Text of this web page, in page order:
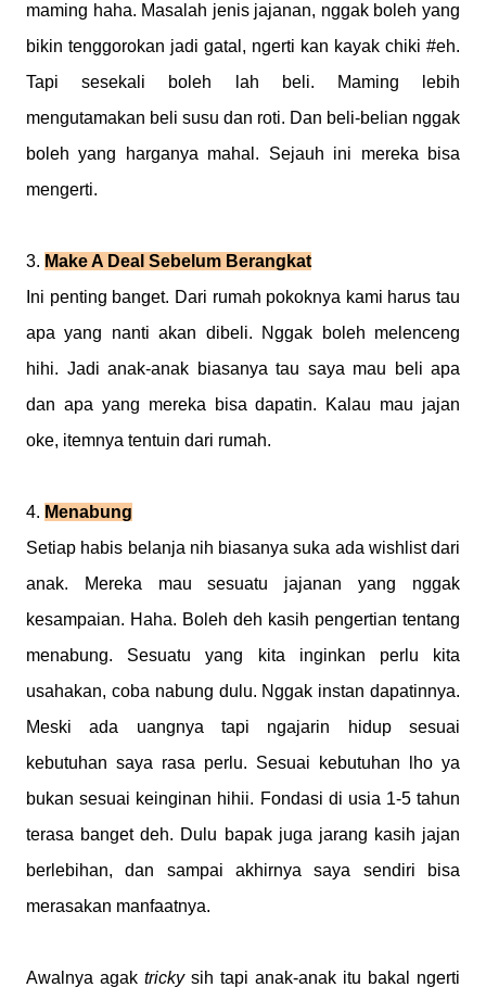
maming haha. Masalah jenis jajanan, nggak boleh yang
bikin tenggorokan jadi gatal, ngerti kan kayak chiki #eh.
Tapi sesekali boleh lah beli. Maming lebih
mengutamakan beli susu dan roti. Dan beli-belian nggak
boleh yang harganya mahal. Sejauh ini mereka bisa
mengerti.
3. Make A Deal Sebelum Berangkat
Ini penting banget. Dari rumah pokoknya kami harus tau
apa yang nanti akan dibeli. Nggak boleh melenceng
hihi. Jadi anak-anak biasanya tau saya mau beli apa
dan apa yang mereka bisa dapatin. Kalau mau jajan
oke, itemnya tentuin dari rumah.
4. Menabung
Setiap habis belanja nih biasanya suka ada wishlist dari
anak. Mereka mau sesuatu jajanan yang nggak
kesampaian. Haha. Boleh deh kasih pengertian tentang
menabung. Sesuatu yang kita inginkan perlu kita
usahakan, coba nabung dulu. Nggak instan dapatinnya.
Meski ada uangnya tapi ngajarin hidup sesuai
kebutuhan saya rasa perlu. Sesuai kebutuhan lho ya
bukan sesuai keinginan hihii. Fondasi di usia 1-5 tahun
terasa banget deh. Dulu bapak juga jarang kasih jajan
berlebihan, dan sampai akhirnya saya sendiri bisa
merasakan manfaatnya.
Awalnya agak trickysih tapi anak-anak itu bakal ngerti